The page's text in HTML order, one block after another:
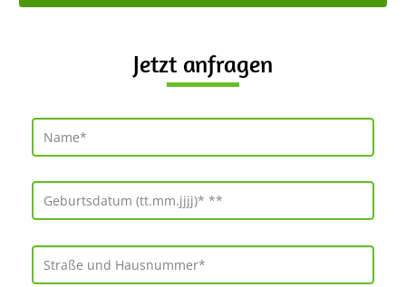
Jetzt anfragen